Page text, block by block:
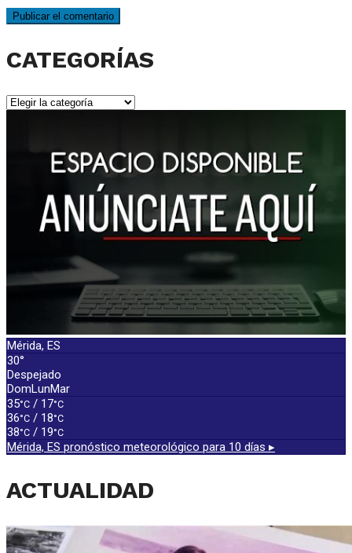
CATEGORÍAS
CATEGORÍAS
Mérida, ES
30°
Despejado
DomLunMar
35°C / 17°C
36°C / 18°C
38°C / 19°C
Mérida, ES pronóstico meteorológico para 10 días ▸
ACTUALIDAD